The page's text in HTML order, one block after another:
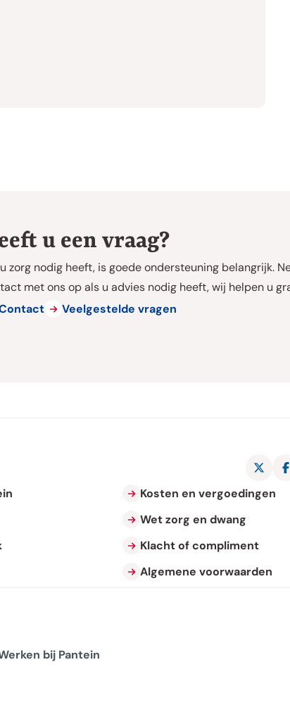
u een vraag?
zorg nodig heeft, is goede ondersteuning belangrijk.
met ons op als u advies nodig heeft, wij helpen u
Veelgestelde vragen
X
Kosten en vergoedingen
Wet zorg en dwang
Klacht of compliment
Algemene voorwaarden
bij Pantein